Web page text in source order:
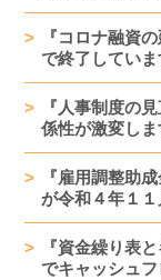
『コロナ融資
で終了していま
『人事制度の
係性が激変しま
『雇用調整助
が令和４年１１
『資金繰り表
でキャッシュフ